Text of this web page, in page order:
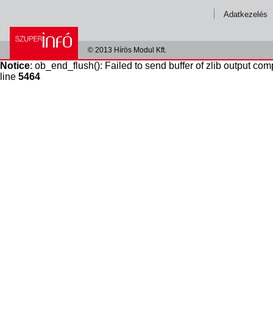
Adatkezelés
© 2013 Hírös Modul Kft.
Notice: ob_end_flush(): Failed to send buffer of zlib output
line 5464